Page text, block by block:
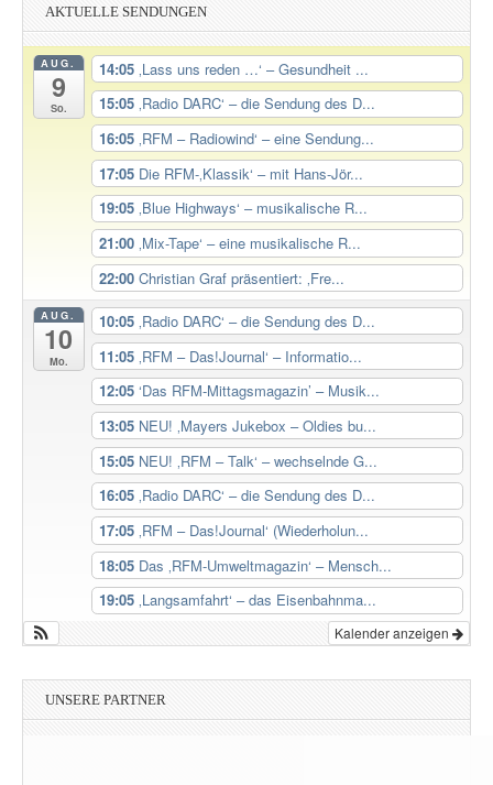
AKTUELLE SENDUNGEN
AUG.
9
So.
14:05 ‚Lass uns reden …‘ – Gesundheit ...
15:05 ‚Radio DARC‘ – die Sendung des D...
16:05 ‚RFM – Radiowind‘ – eine Sendung...
17:05 Die RFM-‚Klassik‘ – mit Hans-Jör...
19:05 ‚Blue Highways‘ – musikalische R...
21:00 ‚Mix-Tape‘ – eine musikalische R...
22:00 Christian Graf präsentiert: ‚Fre...
AUG.
10
Mo.
10:05 ‚Radio DARC‘ – die Sendung des D...
11:05 ‚RFM – Das!Journal‘ – Informatio...
12:05 ‘Das RFM-Mittagsmagazin’ – Musik...
13:05 NEU! ‚Mayers Jukebox – Oldies bu...
15:05 NEU! ‚RFM – Talk‘ – wechselnde G...
16:05 ‚Radio DARC‘ – die Sendung des D...
17:05 ‚RFM – Das!Journal‘ (Wiederholun...
18:05 Das ‚RFM-Umweltmagazin‘ – Mensch...
19:05 ‚Langsamfahrt‘ – das Eisenbahnma...
Kalender anzeigen
UNSERE PARTNER